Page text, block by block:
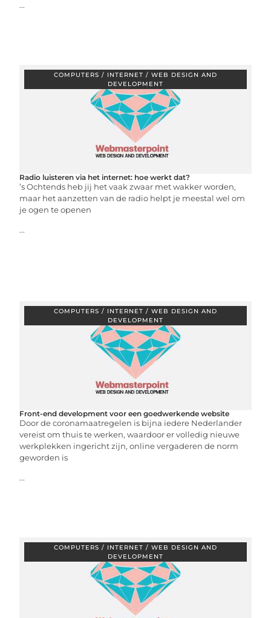
...
COMPUTERS / INTERNET / WEB DESIGN AND
DEVELOPMENT
Radio luisteren via het internet: hoe werkt dat?
’s Ochtends heb jij het vaak zwaar met wakker worden,
maar het aanzetten van de radio helpt je meestal wel om
je ogen te openen
...
COMPUTERS / INTERNET / WEB DESIGN AND
DEVELOPMENT
Front-end development voor een goedwerkende website
Door de coronamaatregelen is bijna iedere Nederlander
vereist om thuis te werken, waardoor er volledig nieuwe
werkplekken ingericht zijn, online vergaderen de norm
geworden is
...
COMPUTERS / INTERNET / WEB DESIGN AND
DEVELOPMENT